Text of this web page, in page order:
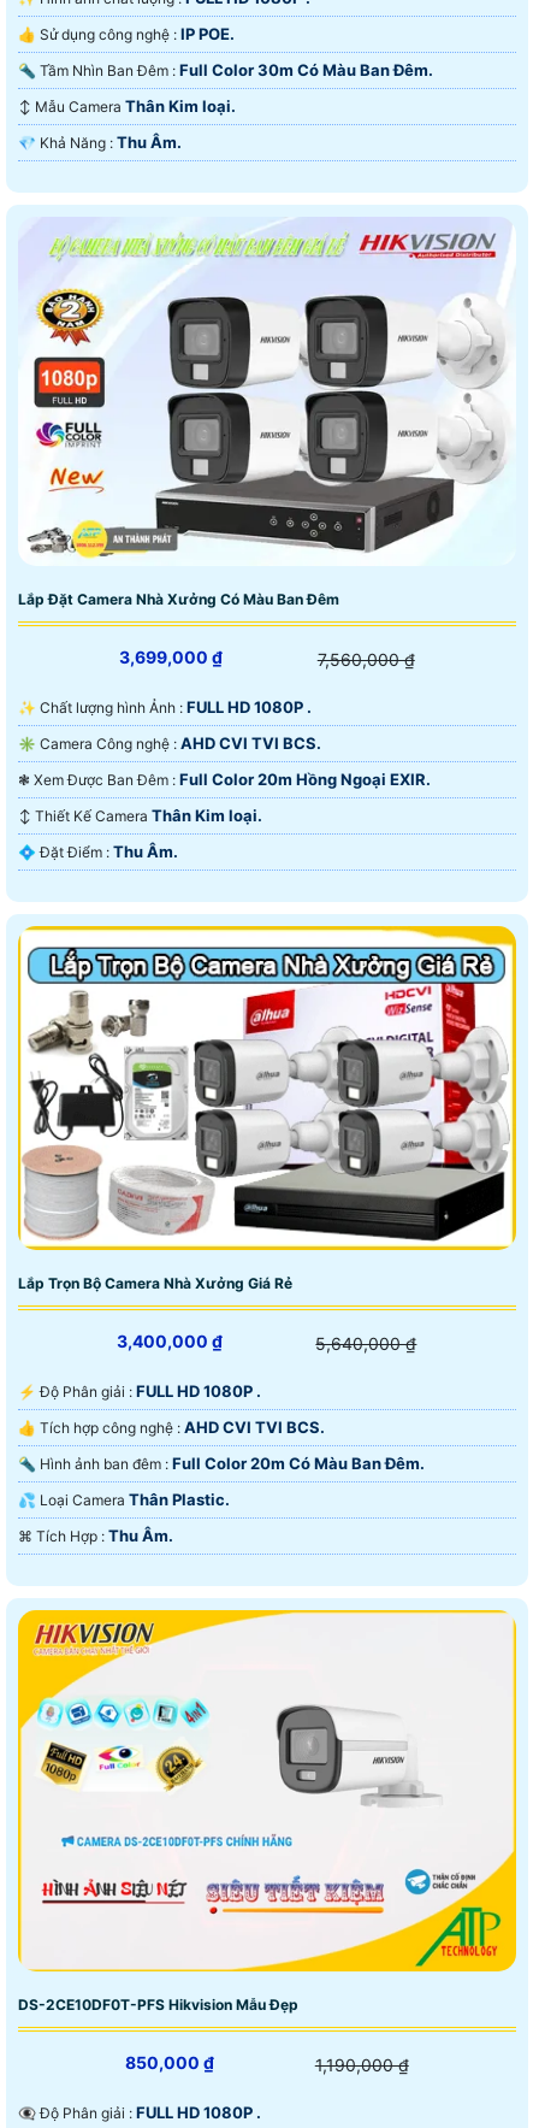
👍 Sử dụng công nghệ : IP POE.
🔦 Tầm Nhìn Ban Đêm : Full Color 30m Có Màu Ban Ðêm.
↕️ Mẫu Camera Thân Kim loại.
️💎 Khả Năng : Thu Âm.
Lắp Đặt Camera Nhà Xưởng Có Màu Ban Đêm
3,699,000 ₫ 7,560,000 ₫
✨ Chất lượng hình Ảnh : FULL HD 1080P .
✳️ Camera Công nghệ : AHD CVI TVI BCS.
❃ Xem Được Ban Đêm : Full Color 20m Hồng Ngoại EXIR.
↕️ Thiết Kế Camera Thân Kim loại.
️💠 Đặt Điểm : Thu Âm.
Lắp Trọn Bộ Camera Nhà Xưởng Giá Rẻ
3,400,000 ₫ 5,640,000 ₫
️⚡ Độ Phân giải : FULL HD 1080P .
👍 Tích hợp công nghệ : AHD CVI TVI BCS.
🔦 Hình ảnh ban đêm : Full Color 20m Có Màu Ban Ðêm.
💦 Loại Camera Thân Plastic.
️⌘ Tích Hợp : Thu Âm.
DS-2CE10DF0T-PFS Hikvision Mẫu Đẹp
850,000 ₫ 1,190,000 ₫
👁️‍🗨 Độ Phân giải : FULL HD 1080P .